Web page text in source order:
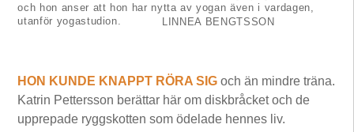
och hon anser att hon har nytta av yogan även i vardagen,
utanför yogastudion.
LINNEA BENGTSSON
HON KUNDE KNAPPT RÖRA SIG och än mindre träna.
Katrin Pettersson berättar här om diskbråcket och de
upprepade ryggskotten som ödelade hennes liv.